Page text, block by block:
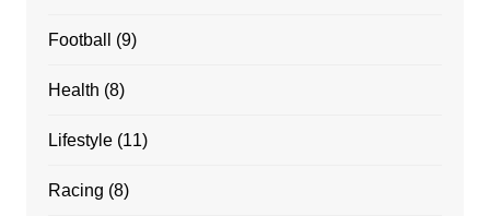
Football (9)
Health (8)
Lifestyle(11)
Racing (8)